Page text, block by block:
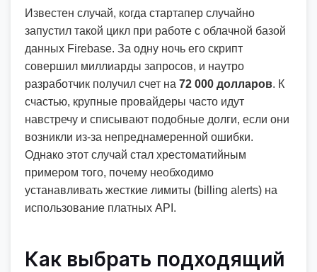
Известен случай, когда стартапер случайно
запустил такой цикл при работе с облачной базой
данных Firebase. За одну ночь его скрипт
совершил миллиарды запросов, и наутро
разработчик получил счет на 72 000 долларов. К
счастью, крупные провайдеры часто идут
навстречу и списывают подобные долги, если они
возникли из-за непреднамеренной ошибки.
Однако этот случай стал хрестоматийным
примером того, почему необходимо
устанавливать жесткие лимиты (billing alerts) на
использование платных API.
Как выбрать подходящий